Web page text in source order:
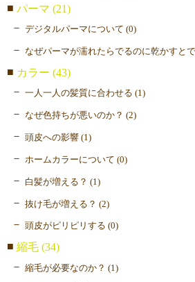
パーマ (21)
デジタルパーマについて (0)
なぜパーマが濡れたらでるのに乾かすと
カラー (43)
一人一人の髪質に合わせる (1)
なぜ色持ちが悪いのか？ (2)
頭皮への影響 (1)
ホームカラーについて (0)
白髪が増える？ (1)
抜け毛が増える？ (2)
頭皮がピリピリする (0)
縮毛 (34)
縮毛が必要なのか？ (1)